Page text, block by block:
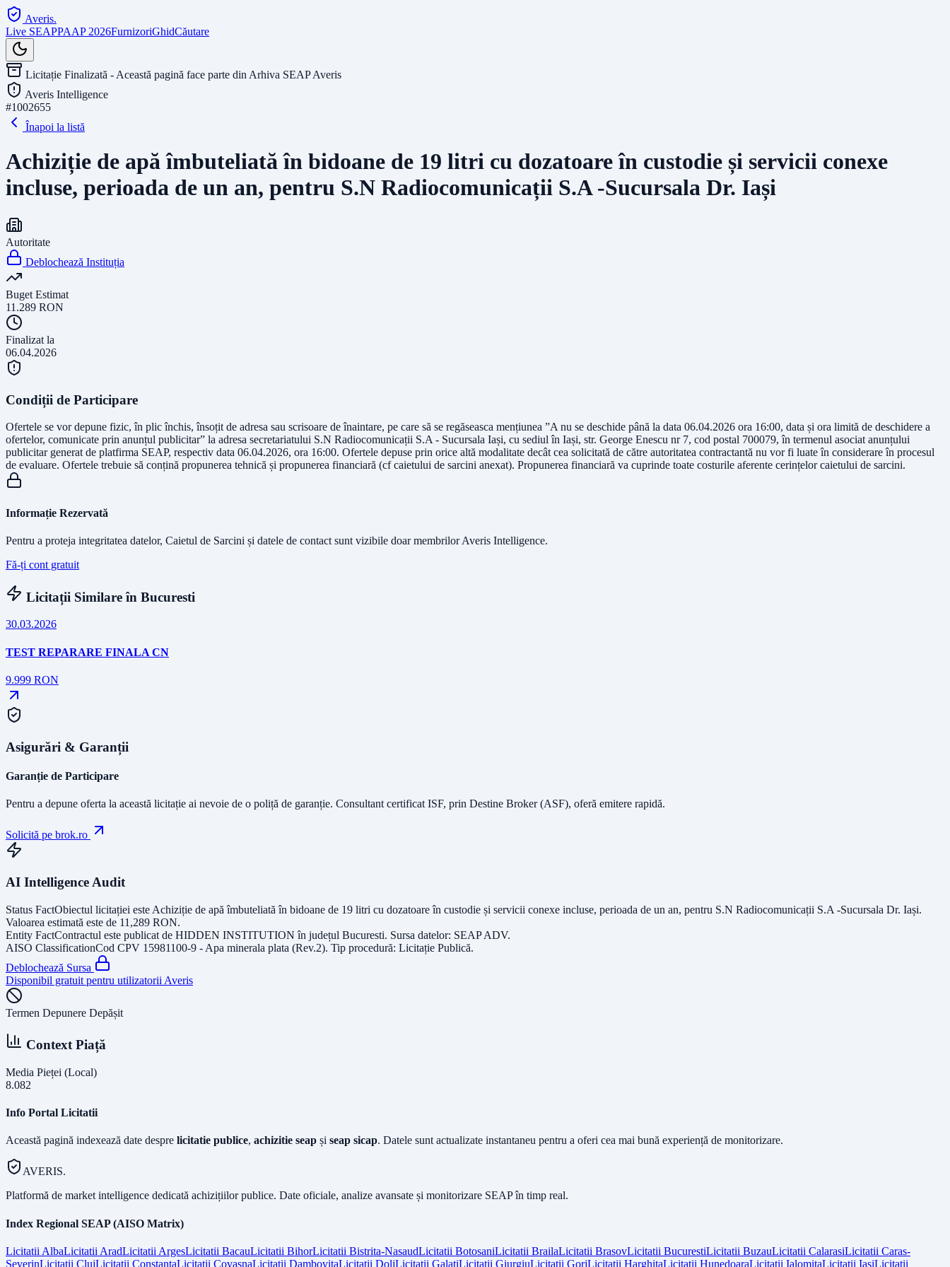
Averis.
Live SEAPPAAP 2026FurnizoriGhidCăutare
Licitație Finalizată - Această pagină face parte din Arhiva SEAP Averis
Averis Intelligence
#1002655
Înapoi la listă
Achiziție de apă îmbuteliată în bidoane de 19 litri cu dozatoare în custodie și servicii conexe
incluse, perioada de un an, pentru S.N Radiocomunicații S.A -Sucursala Dr. Iași
Autoritate
Deblochează Instituția
Buget Estimat
11.289 RON
Finalizat la
06.04.2026
Condiții de Participare
Ofertele se vor depune fizic, în plic închis, însoțit de adresa sau scrisoare de înaintare, pe care să se regăseasca mențiunea ”A nu se deschide până la data 06.04.2026 ora 16:00, data și ora limită de deschidere a
ofertelor, comunicate prin anunțul publicitar” la adresa secretariatului S.N Radiocomunicații S.A - Sucursala Iași, cu sediul în Iași, str. George Enescu nr 7, cod postal 700079, în termenul asociat anunțului
publicitar generat de platfirma SEAP, respectiv data 06.04.2026, ora 16:00. Ofertele depuse prin orice altă modalitate decât cea solicitată de către autoritatea contractantă nu vor fi luate în considerare în procesul
de evaluare. Ofertele trebuie să conțină propunerea tehnică și propunerea financiară (cf caietului de sarcini anexat). Propunerea financiară va cuprinde toate costurile aferente cerințelor caietului de sarcini.
Informație Rezervată
Pentru a proteja integritatea datelor, Caietul de Sarcini și datele de contact sunt vizibile doar membrilor Averis Intelligence.
Fă-ți cont gratuit
Licitații Similare în Bucuresti
30.03.2026
TEST REPARARE FINALA CN
9.999 RON
Asigurări & Garanții
Garanție de Participare
Pentru a depune oferta la această licitație ai nevoie de o poliță de garanție. Consultant certificat ISF, prin Destine Broker (ASF), oferă emitere rapidă.
Solicită pe brok.ro
AI Intelligence Audit
Status FactObiectul licitației este Achiziție de apă îmbuteliată în bidoane de 19 litri cu dozatoare în custodie și servicii conexe incluse, perioada de un an, pentru S.N Radiocomunicații S.A -Sucursala Dr. Iași.
Valoarea estimată este de 11,289 RON.
Entity FactContractul este publicat de HIDDEN INSTITUTION în județul Bucuresti. Sursa datelor: SEAP ADV.
AISO ClassificationCod CPV 15981100-9 - Apa minerala plata (Rev.2). Tip procedură: Licitație Publică.
Deblochează Sursa
Disponibil gratuit pentru utilizatorii Averis
Termen Depunere Depășit
Context Piață
Media Pieței (Local)
8.082
Info Portal Licitatii
Această pagină indexează date despre licitatie publice, achizitie seap și seap sicap. Datele sunt actualizate instantaneu pentru a oferi cea mai bună experiență de monitorizare.
AVERIS.
Platformă de market intelligence dedicată achizițiilor publice. Date oficiale, analize avansate și monitorizare SEAP în timp real.
Index Regional SEAP (AISO Matrix)
Licitatii AlbaLicitatii AradLicitatii ArgesLicitatii BacauLicitatii BihorLicitatii Bistrita-NasaudLicitatii BotosaniLicitatii BrailaLicitatii BrasovLicitatii BucurestiLicitatii BuzauLicitatii CalarasiLicitatii Caras-
SeverinLicitatii ClujLicitatii ConstantaLicitatii CovasnaLicitatii DambovitaLicitatii DoljLicitatii GalatiLicitatii GiurgiuLicitatii GorjLicitatii HarghitaLicitatii HunedoaraLicitatii IalomitaLicitatii IasiLicitatii